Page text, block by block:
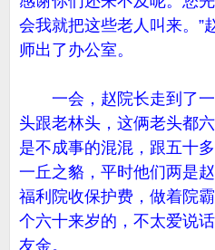
会我就把这些老人叫来。”
师出了办公室。
一会，赵院长走到了一
头跟老林头，这俩老头都
是不成事的混混，跟五十
一丘之貉，平时他们两是
福利院收保护费，做着院
个六十来岁的，不太爱说
友金。